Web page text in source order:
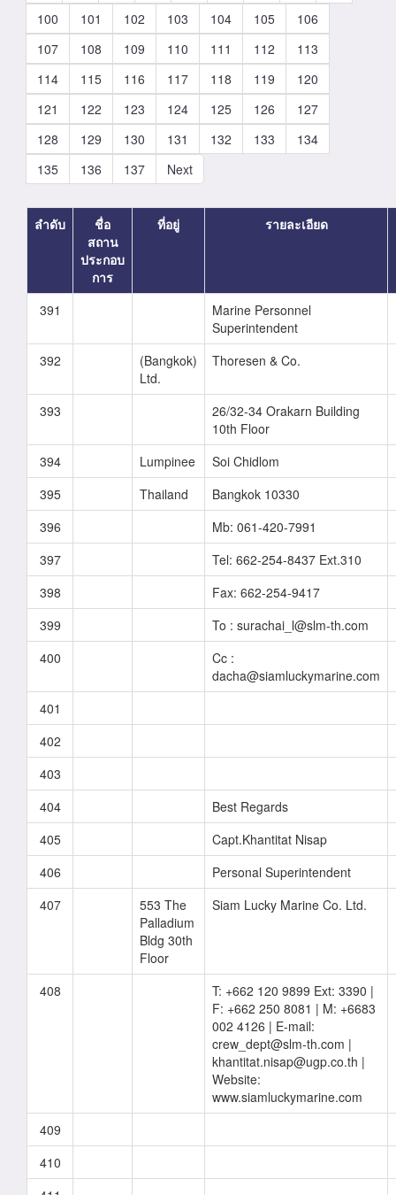
100
101 102 103 104 105
106
107
108 109 110 111 112
113
114
115 116 117 118 119
120
121
122 123 124 125 126
127
128
129 130 131 132 133
134
135
136 137 Next
ลำดับ
ชื่อ
สถาน
ประกอบ
การ
ที่อยู่ รายละเอียด
391
Marine Personnel
Superintendent
392
(Bangkok)
Ltd.
Thoresen & Co.
393
26/32-34 Orakarn Building
10th Floor
394
Lumpinee
Soi Chidlom
395
Thailand
Bangkok 10330
396
Mb: 061-420-7991
397
Tel: 662-254-8437 Ext.310
398
Fax: 662-254-9417
399
To : surachai_l@slm-th.com
400
Cc :
dacha@siamluckymarine.com
401
402
403
404
Best Regards
405
Capt.Khantitat Nisap
406
Personal Superintendent
407
553 The
Palladium
Bldg 30th
Floor
Siam Lucky Marine Co. Ltd.
408
T: +662 120 9899 Ext: 3390 |
F: +662 250 8081 | M: +6683
002 4126 | E-mail:
crew_dept@slm-th.com |
khantitat.nisap@ugp.co.th |
Website:
www.siamluckymarine.com
409
410